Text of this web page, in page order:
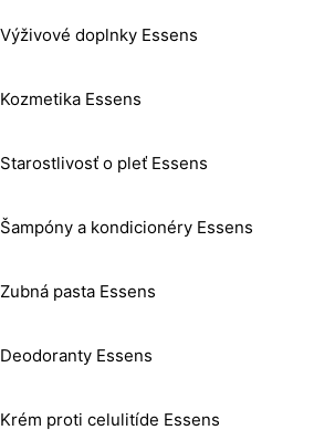
Výživové doplnky Essens
Kozmetika Essens
Starostlivosť o pleť Essens
Šampóny a kondicionéry Essens
Zubná pasta Essens
Deodoranty Essens
Krém proti celulitíde Essens